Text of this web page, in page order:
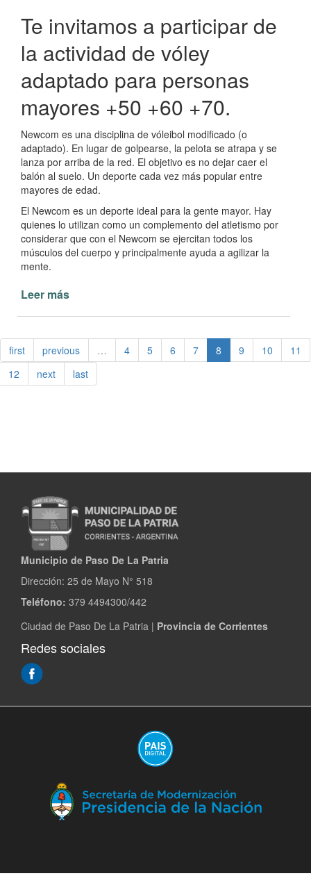
Te invitamos a participar de
la actividad de vóley
adaptado para personas
mayores +50 +60 +70.
Newcom es una disciplina de vóleibol modificado (o
adaptado). En lugar de golpearse, la pelota se atrapa y se
lanza por arriba de la red. El objetivo es no dejar caer el
balón al suelo. Un deporte cada vez más popular entre
mayores de edad.
El Newcom es un deporte ideal para la gente mayor. Hay
quienes lo utilizan como un complemento del atletismo por
considerar que con el Newcom se ejercitan todos los
músculos del cuerpo y principalmente ayuda a agilizar la
mente.
Leer más
más
interés
en
practicar
Patria
first previous … 4 5 6 7 8 9 10
11
12
next last
Municipio de Paso De La Patria
Dirección: 25 de Mayo N° 518
Teléfono: 379 4494300/442
Ciudad de Paso De La Patria | Provincia de Corrientes
Redes sociales